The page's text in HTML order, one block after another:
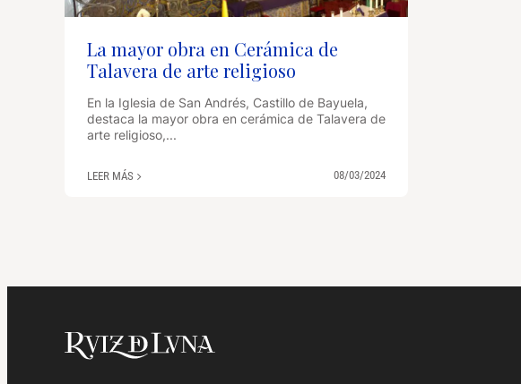
La mayor obra en Cerámica de
Talavera de arte religioso
En la Iglesia de San Andrés, Castillo de Bayuela,
destaca la mayor obra en cerámica de Talavera de
arte religioso,...
LEER MÁS 08/03/2024